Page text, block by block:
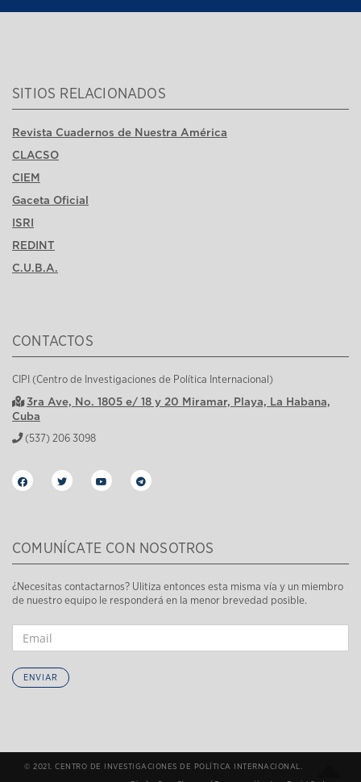
SITIOS RELACIONADOS
Revista Cuadernos de Nuestra América
CLACSO
CIEM
Gaceta Oficial
ISRI
REDINT
C.U.B.A.
CONTACTOS
CIPI (Centro de Investigaciones de Política Internacional)
3ra Ave, No. 1805 e/ 18 y 20 Miramar, Playa, La Habana,
Cuba
(537) 206 3098
COMUNÍCATE CON NOSOTROS
¿Necesitas contactarnos? Ulitiza entonces esta misma vía y un miembro
de nuestro equipo le responderá en la menor brevedad posible.
ENVIAR
© 2021. CENTRO DE INVESTIGACIONES DE POLÍTICA INTERNACIONAL.